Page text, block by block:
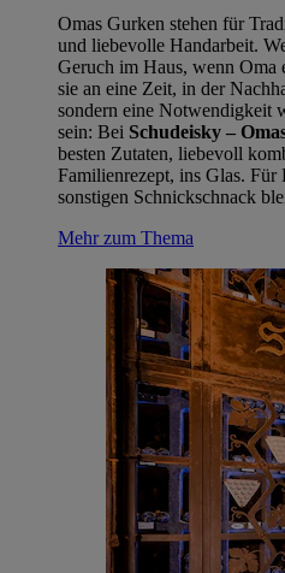
Omas Gurken stehen für
und liebevolle Handarbeit.
Geruch im Haus, wenn Oma
sie an eine Zeit, in der
sondern eine Notwendigkeit
sein: Bei Schudeisky –
besten Zutaten, liebevoll
Familienrezept, ins Glas.
sonstigen Schnickschnack
Mehr zum Thema